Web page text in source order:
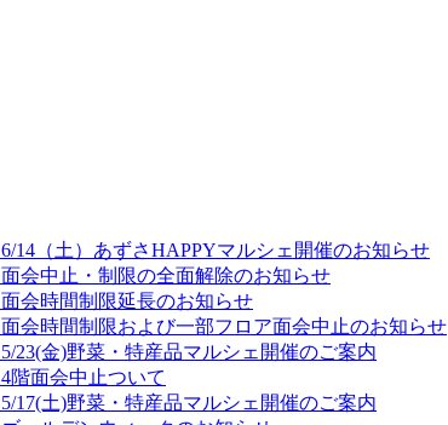
6/14（土）あずさHAPPYマルシェ開催のお知らせ
面会中止・制限の全面解除のお知らせ
面会時間制限延長のお知らせ
面会時間制限および一部フロア面会中止のお知らせ
5/23(金)野菜・特産品マルシェ開催のご案内
4階面会中止ついて
5/17(土)野菜・特産品マルシェ開催のご案内